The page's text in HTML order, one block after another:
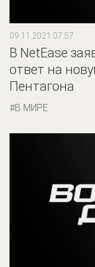
09.11.2021 07:57
В NetEase
ответ на
Пентагона
В МИРЕ